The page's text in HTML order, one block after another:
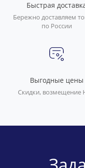
Быстрая
Бережно доставляем
по России
Выгодные цены
Скидки, возмещение